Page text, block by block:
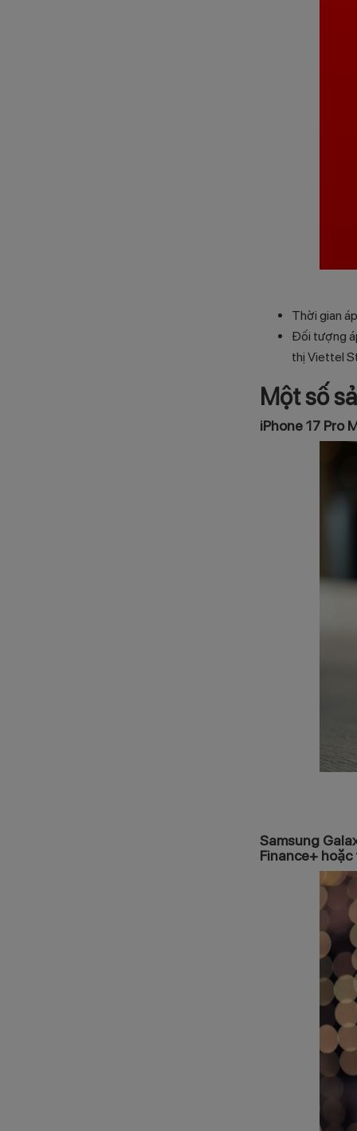
Thời gian
Đối tượng
thị Viettel
Một số
iPhone 17 Pro
Samsung
Finance+